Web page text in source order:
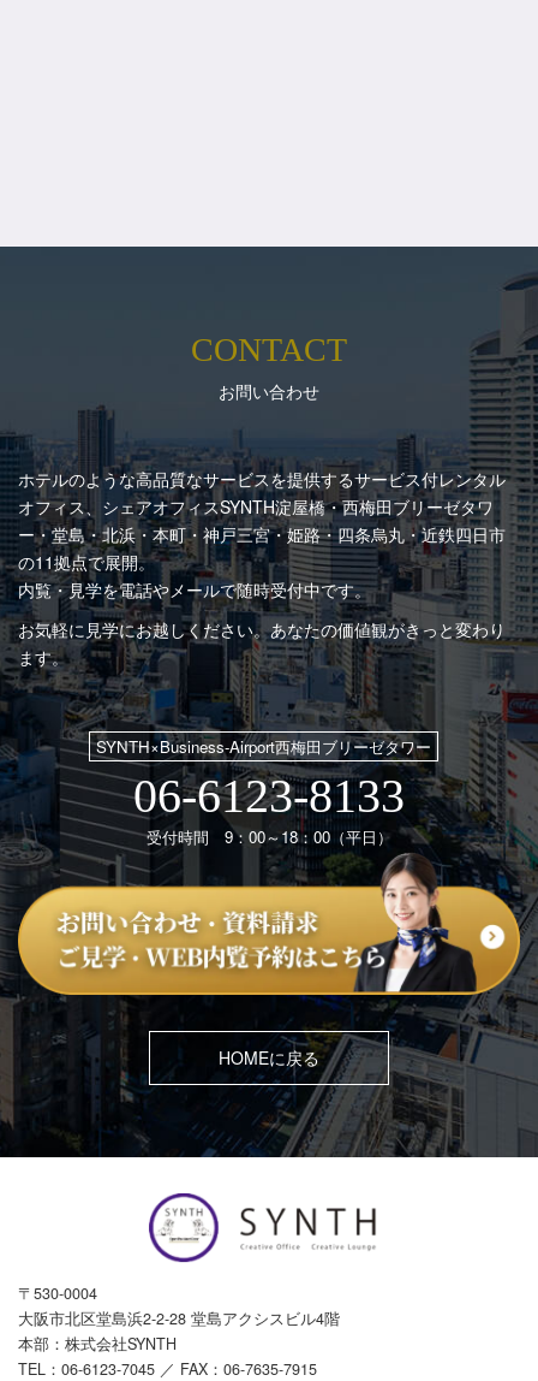
CONTACT
お問い合わせ
ホテルのような高品質なサービスを提供するサービス付レンタル
オフィス、シェアオフィスSYNTH淀屋橋・西梅田ブリーゼタワ
ー・堂島・北浜・本町・神戸三宮・姫路・四条烏丸・近鉄四日市
の11拠点で展開。
内覧・見学を電話やメールで随時受付中です。
お気軽に見学にお越しください。あなたの価値観がきっと変わり
ます。
SYNTH×Business-Airport西梅田ブリーゼタワー
06-6123-8133
受付時間 9：00～18：00（平日）
HOMEに戻る
〒530-0004
大阪市北区堂島浜2-2-28 堂島アクシスビル4階
本部：株式会社SYNTH
TEL： 06-6123-7045 ／ FAX：06-7635-7915